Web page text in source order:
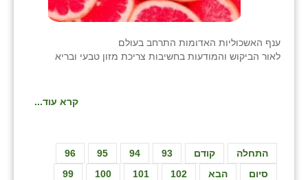
ענף האשכוליות האדומות התרחב בעולם
לאור הביקוש והמודעות בחשיבות צריכת מזון טבעי ובריא
קרא עוד...
התחלה קודם 93
94
95
96
99 100 101 102 הבא סיום